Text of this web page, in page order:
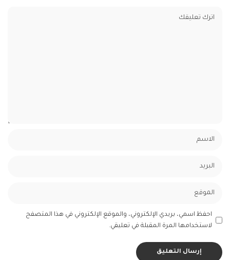
احفظ اسمي، بريدي الإلكتروني، والموقع الإلكتروني في هذا المتصفح
لاستخدامها المرة المقبلة في تعليقي.